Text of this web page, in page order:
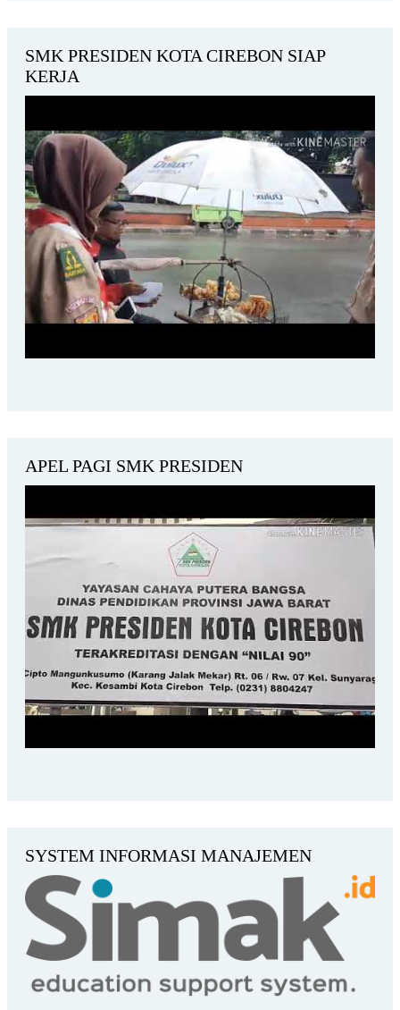
SMK PRESIDEN KOTA CIREBON SIAP
KERJA
APEL PAGI SMK PRESIDEN
SYSTEM INFORMASI MANAJEMEN